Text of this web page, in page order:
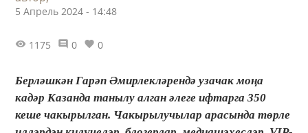
5 Апрель 2024 - 14:48
1175 0 0
Берләшкән Гарәп Әмирлекләрендә узачак моңа
кадәр Казанда танылу алган әлеге ифтарга 350
кеше чакырылган. Чакырылучылар арасында төрле